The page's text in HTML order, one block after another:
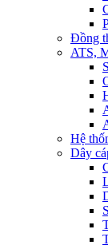
Đồng
ATS,
Hệ
Dây